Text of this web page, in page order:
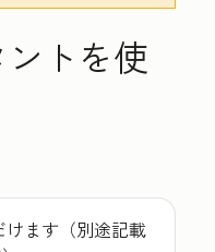
トを使
ます（別途記載